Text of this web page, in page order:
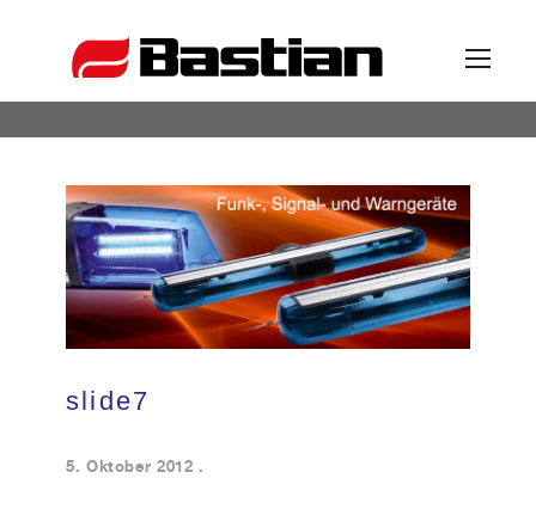
Unternehmen
Ansprechpartner
News
slide7
5. Oktober 2012 .